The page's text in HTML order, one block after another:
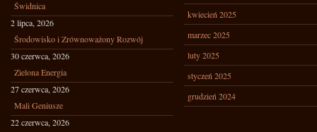
Świdnica
2 lipca, 2026
Środowisko i Zrównoważony Rozwój
30 czerwca, 2026
Zielona Energia
27 czerwca, 2026
Mali Geniusze
22 czerwca, 2026
kwiecień 2025
marzec 2025
luty 2025
styczeń 2025
grudzień 2024